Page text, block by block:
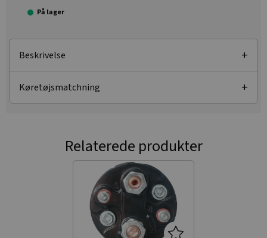
På lager
Beskrivelse
Køretøjsmatchning
Relaterede produkter